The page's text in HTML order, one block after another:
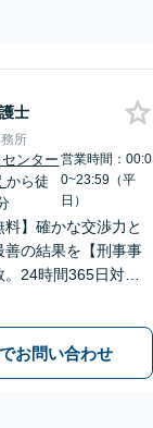
す【夜間・休
士
所
ンター
から徒
営業時間：00:0
0~23:59（平
日）
料】確かな交渉力と
善の結果を【刑事事
24時間365日対応
センター前駅3番出口
お問い合わせ